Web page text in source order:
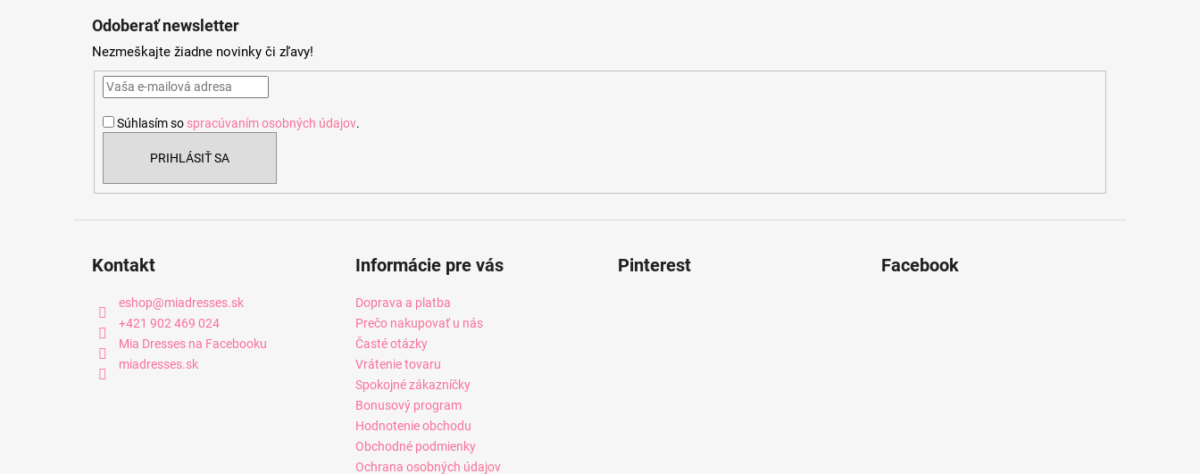
Odoberať newsletter
Nezmeškajte žiadne novinky či zľavy!
Súhlasím so spracúvaním osobných údajov.
PRIHLÁSIŤ SA
Kontakt
eshop@miadresses.sk
+421 902 469 024
Mia Dresses na Facebooku
miadresses.sk
Informácie pre vás
Doprava a platba
Prečo nakupovať u nás
Časté otázky
Vrátenie tovaru
Spokojné zákazníčky
Bonusový program
Hodnotenie obchodu
Obchodné podmienky
Ochrana osobných údajov
Pinterest Facebook